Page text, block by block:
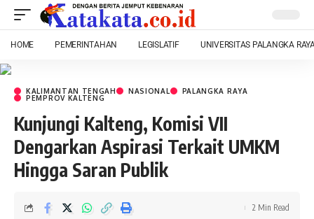
HOME PEMERINTAHAN LEGISLATIF UNIVERSITAS PALANGKA
KALIMANTAN TENGAH NASIONAL
PALANGKA RAYA
PEMPROV KALTENG
Kunjungi Kalteng, Komisi VII
Dengarkan Aspirasi Terkait UMKM
Hingga Saran Publik
2 Min Read